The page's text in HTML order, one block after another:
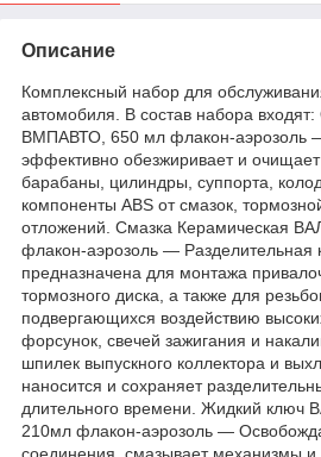
Описание
Комплексный набор для
автомобиля. В состав набора входят:
ВМПАВТО, 650 мл флакон-аэрозоль
эффективно обезжиривает и очищает
барабаны, цилиндры, суппорта,
компоненты ABS от смазок,
отложений. Смазка Керамическая
флакон-аэрозоль — Разделительная
предназначена для монтажа
тормозного диска, а также для
подвергающихся воздействию
форсунок, свечей зажигания и
шпилек выпускного коллектора и
наносится и сохраняет
длительного времени. Жидкий
210мл флакон-аэрозоль —
соединения, смазывает механизмы и